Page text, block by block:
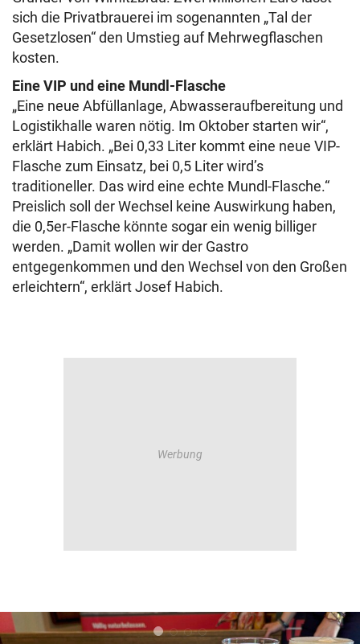
sich die Privatbrauerei im sogenannten „Tal der
Gesetzlosen“ den Umstieg auf Mehrwegflaschen
kosten.
Eine VIP und eine Mundl-Flasche
„Eine neue Abfüllanlage, Abwasseraufbereitung und
Logistikhalle waren nötig. Im Oktober starten wir“,
erklärt Habich. „Bei 0,33 Liter kommt eine neue VIP-
Flasche zum Einsatz, bei 0,5 Liter wird’s
traditioneller. Das wird eine echte Mundl-Flasche.“
Preislich soll der Wechsel keine Auswirkung haben,
die 0,5er-Flasche könnte sogar ein wenig billiger
werden. „Damit wollen wir der Gastro
entgegenkommen und den Wechsel von den Großen
erleichtern“, erklärt Josef Habich.